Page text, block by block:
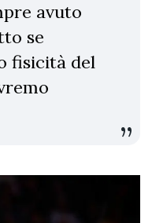
avuto
se
fisicità del